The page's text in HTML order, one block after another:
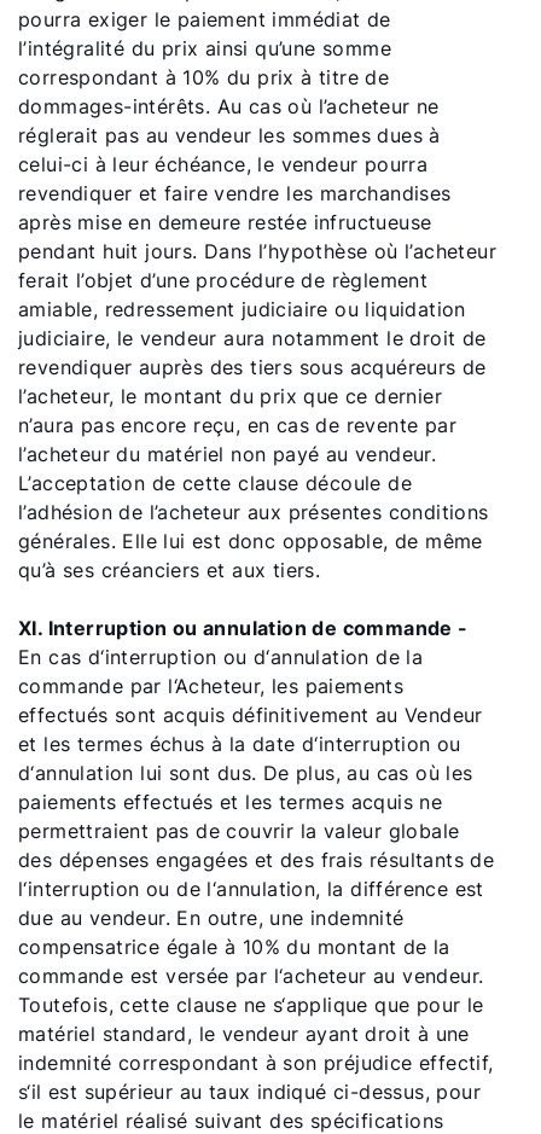
pourra exiger le paiement immédiat de
l’intégralité du prix ainsi qu’une somme
correspondant à 10% du prix à titre de
dommages-intérêts. Au cas où l’acheteur ne
réglerait pas au vendeur les sommes dues à
celui-ci à leur échéance, le vendeur pourra
revendiquer et faire vendre les marchandises
après mise en demeure restée infructueuse
pendant huit jours. Dans l’hypothèse où l’acheteur
ferait l’objet d’une procédure de règlement
amiable, redressement judiciaire ou liquidation
judiciaire, le vendeur aura notamment le droit de
revendiquer auprès des tiers sous acquéreurs de
l’acheteur, le montant du prix que ce dernier
n’aura pas encore reçu, en cas de revente par
l’acheteur du matériel non payé au vendeur.
L’acceptation de cette clause découle de
l’adhésion de l’acheteur aux présentes conditions
générales. Elle lui est donc opposable, de même
qu’à ses créanciers et aux tiers.
XI. Interruption ou annulation de commande -
En cas d‘interruption ou d‘annulation de la
commande par l‘Acheteur, les paiements
effectués sont acquis définitivement au Vendeur
et les termes échus à la date d‘interruption ou
d‘annulation lui sont dus. De plus, au cas où les
paiements effectués et les termes acquis ne
permettraient pas de couvrir la valeur globale
des dépenses engagées et des frais résultants de
l‘interruption ou de l‘annulation, la différence est
due au vendeur. En outre, une indemnité
compensatrice égale à 10% du montant de la
commande est versée par l‘acheteur au vendeur.
Toutefois, cette clause ne s‘applique que pour le
matériel standard, le vendeur ayant droit à une
indemnité correspondant à son préjudice effectif,
s‘il est supérieur au taux indiqué ci-dessus, pour
le matériel réalisé suivant des spécifications